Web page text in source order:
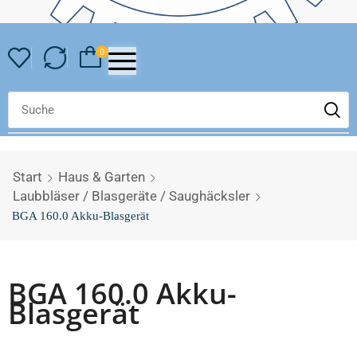
0
Start
Haus & Garten
Laubbläser / Blasgeräte / Saughäcksler
BGA 160.0 Akku-Blasgerät
BGA 160.0 Akku-
Blasgerät